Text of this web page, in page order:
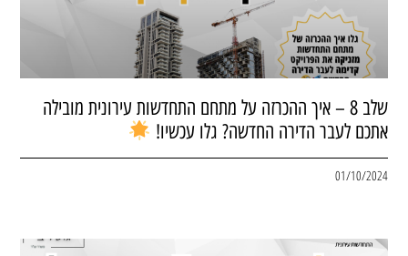
שלב 8 – איך ההכרזה על מתחם התחדשות עירונית מובילה
אתכם לעבר הדירה החדשה? גלו עכשיו!
01/10/2024